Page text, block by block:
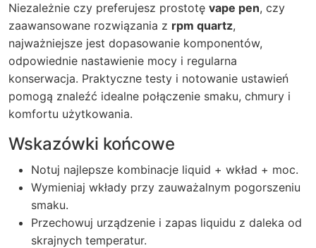
Niezależnie czy preferujesz prostotę vape pen, czy
zaawansowane rozwiązania z rpm quartz,
najważniejsze jest dopasowanie komponentów,
odpowiednie nastawienie mocy i regularna
konserwacja. Praktyczne testy i notowanie ustawień
pomogą znaleźć idealne połączenie smaku, chmury i
komfortu użytkowania.
Wskazówki końcowe
Notuj najlepsze kombinacje liquid + wkład + moc.
Wymieniaj wkłady przy zauważalnym pogorszeniu
smaku.
Przechowuj urządzenie i zapas liquidu z daleka od
skrajnych temperatur.